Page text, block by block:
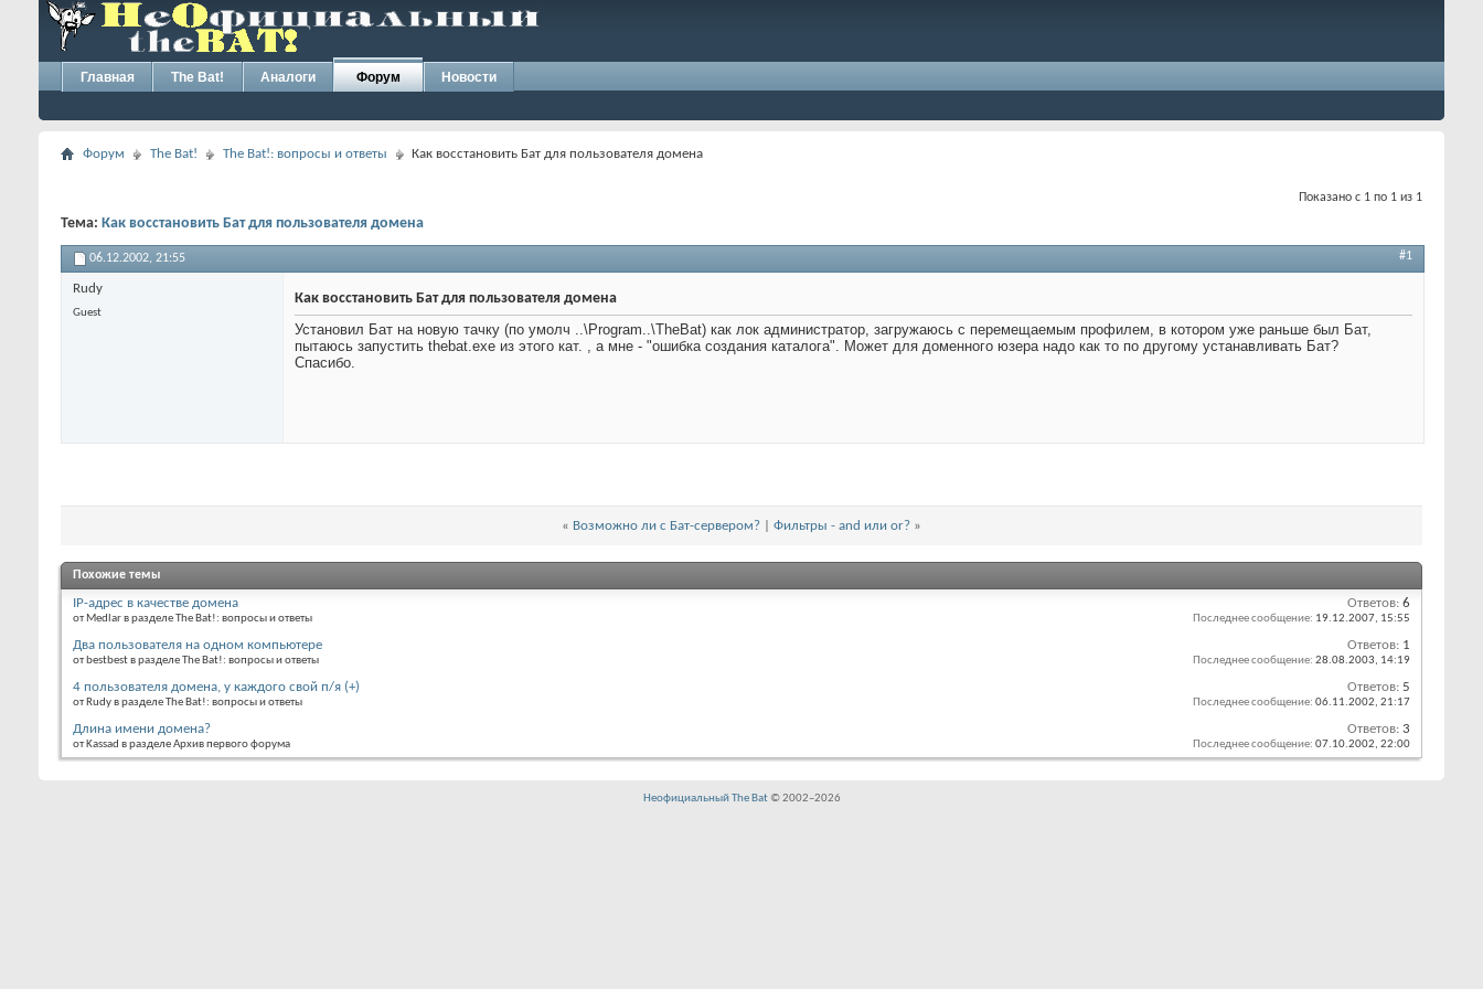
Главная The Bat! Аналоги Форум Новости
Форум The Bat! The Bat!: вопросы и ответы Как восстановить Бат для пользователя домена
Показано с 1 по 1 из 1
Тема: Как восстановить Бат для пользователя домена
06.12.2002, 21:55 #1
Rudy
Guest
Как восстановить Бат для пользователя домена
Установил Бат на новую тачку (по умолч ..\Program..\TheBat) как лок администратор, загружаюсь с перемещаемым профилем, в котором уже раньше был Бат,
пытаюсь запустить thebat.exe из этого кат. , а мне - "ошибка создания каталога". Может для доменного юзера надо как то по другому устанавливать Бат?
Спасибо.
« Возможно ли с Бат-сервером? Фильтры - and или or? »
Похожие темы
IP-адрес в качестве домена
от Medlar в разделе The Bat!: вопросы и ответы
Ответов: 6
Последнее сообщение: 19.12.2007, 15:55
Два пользователя на одном компьютере
от bestbest в разделе The Bat!: вопросы и ответы
Ответов: 1
Последнее сообщение: 28.08.2003, 14:19
4 пользователя домена, у каждого свой п/я (+)
от Rudy в разделе The Bat!: вопросы и ответы
Ответов: 5
Последнее сообщение: 06.11.2002, 21:17
Длина имени домена?
от Kassad в разделе Архив первого форума
Ответов: 3
Последнее сообщение: 07.10.2002, 22:00
Неофициальный The Bat© 2002–2026